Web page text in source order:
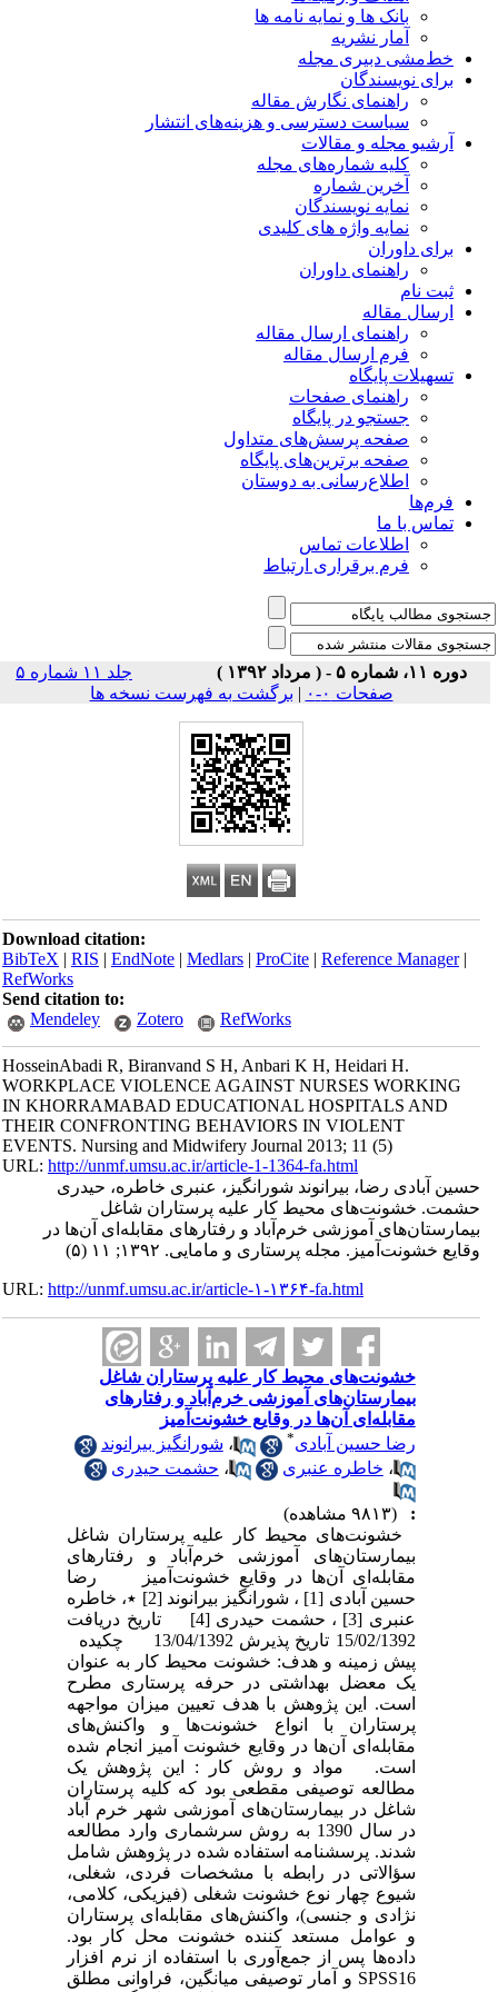
بانک ها و نمایه نامه ها
آمار نشریه
خط‌مشی دبیری مجله
برای نویسندگان
راهنمای نگارش مقاله
سیاست دسترسی و هزینه‌های انتشار
آرشیو مجله و مقالات
کلیه شماره‌های مجله
آخرین شماره
نمایه نویسندگان
نمایه واژه های کلیدی
برای داوران
راهنمای داوران
ثبت نام
ارسال مقاله
راهنمای ارسال مقاله
فرم ارسال مقاله
تسهیلات پایگاه
راهنمای صفحات
جستجو در پایگاه
صفحه پرسش‌های متداول
صفحه برترین‌های پایگاه
اطلاع‌رسانی به دوستان
فرم‌ها
تماس با ما
اطلاعات تماس
فرم برقراری ارتباط
دوره ۱۱، شماره ۵ - ( مرداد ۱۳۹۲ )
جلد ۱۱ شماره ۵
صفحات ۰-۰
| برگشت به فهرست نسخه ها
Download citation:
BibTeX|RIS|EndNote|Medlars|ProCite|Reference Manager
RefWorks
Send citation to:
Mendeley
Zotero RefWorks
HosseinAbadi R, Biranvand S H, Anbari K H, Heidari H.
WORKPLACE VIOLENCE AGAINST NURSES WORKING
IN KHORRAMABAD EDUCATIONAL HOSPITALS AND
THEIR CONFRONTING BEHAVIORS IN VIOLENT
EVENTS. Nursing and Midwifery Journal 2013; 11 (5)
URL:http://unmf.umsu.ac.ir/article-1-1364-fa.html
حسین آبادی رضا، بیرانوند شورانگیز، عنبری خاطره، حیدری
حشمت. خشونت‌های محیط کار علیه پرستاران شاغل
بیمارستان‌های آموزشی خرم‌آباد و رفتارهای مقابله‌ای آن‌ها در
وقایع خشونت‌آمیز. مجله پرستاری و مامایی. ۱۳۹۲; ۱۱ (۵)
URL:http://unmf.umsu.ac.ir/article-۱-۱۳۶۴-fa.html
خشونت‌های محیط کار علیه پرستاران شاغل
بیمارستان‌های آموزشی خرم‌آباد و رفتارهای
مقابله‌ای آن‌ها در وقایع خشونت‌آمیز
رضا حسین آبادی* ،شورانگیز بیرانوند
،خاطره عنبری ،حشمت حیدری
خشونت‌های محیط کار علیه پرستاران شاغل
بیمارستان‌های آموزشی خرم‌آباد و رفتارهای
مقابله‌ای آن‌ها در وقایع خشونت‌آمیز رضا
حسین آبادی [1] ، شورانگیز بیرانوند [2] ٭، خاطره
عنبری [3] ، حشمت حیدری [4] تاریخ دریافت
15/02/1392 تاریخ پذیرش 13/04/1392 چکیده
پیش زمینه و هدف: خشونت محیط کار به عنوان
یک معضل بهداشتی در حرفه پرستاری مطرح
است. این پژوهش با هدف تعیین میزان مواجهه
پرستاران با انواع خشونت‌ها و واکنش‌های
مقابله‌ای آن‌ها در وقایع خشونت آمیز انجام شده
است. مواد و روش کار : این پژوهش یک
مطالعه توصیفی مقطعی بود که کلیه پرستاران
شاغل در بیمارستان‌های آموزشی شهر خرم آباد
در سال 1390 به روش سرشماری وارد مطالعه
شدند. پرسشنامه استفاده شده در پژوهش شامل
سؤالاتی در رابطه با مشخصات فردی، شغلی،
شیوع چهار نوع خشونت شغلی (فیزیکی، کلامی،
نژادی و جنسی)، واکنش‌های مقابله‌ای پرستاران
و عوامل مستعد کننده خشونت محل کار بود.
داده‌ها پس از جمع‌آوری با استفاده از نرم افزار
SPSS16 و آمار توصیفی میانگین، فراوانی مطلق